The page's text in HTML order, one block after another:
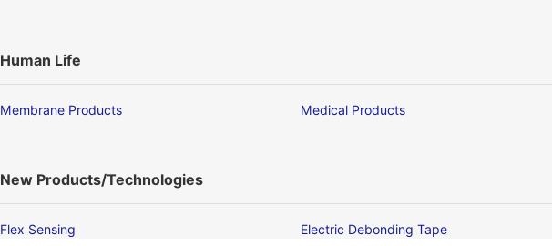
Human Life
Membrane Products Medical Products
New Products/Technologies
Flex Sensing Electric Debonding Tape